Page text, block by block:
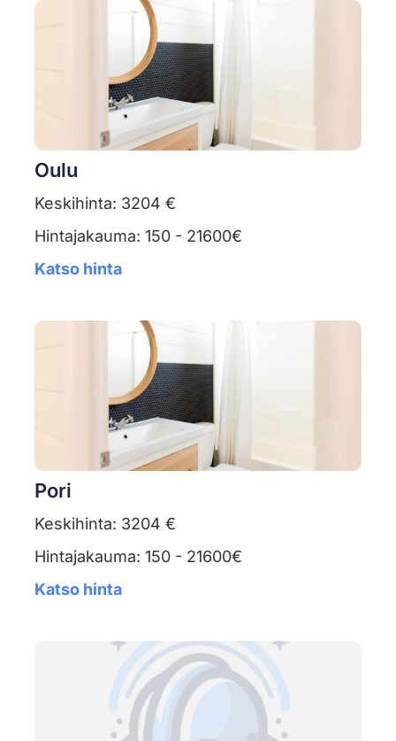
Oulu
Keskihinta: 3204 €
Hintajakauma: 150 - 21600€
Katso hinta
Pori
Keskihinta: 3204 €
Hintajakauma: 150 - 21600€
Katso hinta